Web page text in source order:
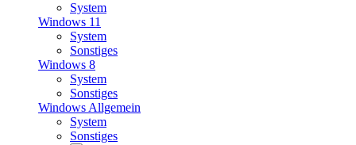
System
Windows 11
System
Sonstiges
Windows 8
System
Sonstiges
Windows Allgemein
System
Sonstiges